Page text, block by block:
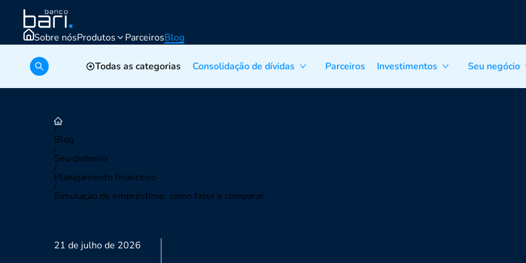
Sobre nósProdutos ParceirosBlog
Todas as categorias Consolidação de dívidas Parceiros Investimentos Seu negócio
/
Blog
/
Seu dinheiro
/
Planejamento financeiro
/
Simulação de empréstimo: como fazer e comparar
21 de julho de 2026